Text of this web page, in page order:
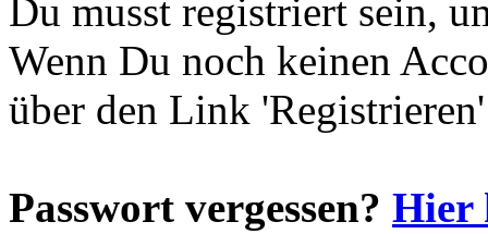
Du musst registriert sein,
Wenn Du noch keinen
über den Link
Passwort vergessen? Hier